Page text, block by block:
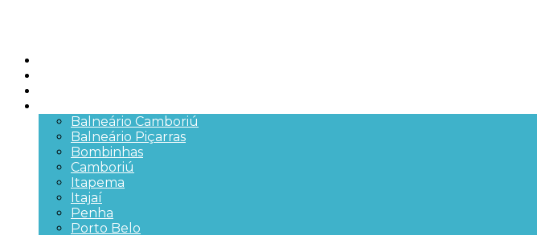
Balneário Camboriú
Balneário Piçarras
Bombinhas
Camboriú
Itapema
Itajaí
Penha
Porto Belo